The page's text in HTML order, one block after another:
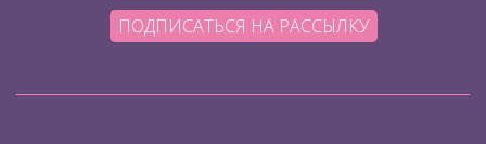
ПОДПИСАТЬСЯ НА РАССЫЛКУ